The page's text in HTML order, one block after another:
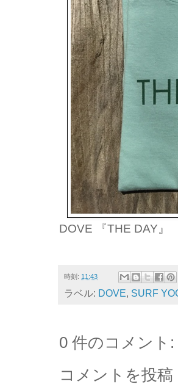
DOVE 『THE DAY』
時刻: 11:43
ラベル: DOVE, SURF
0 件のコメント:
コメントを投稿